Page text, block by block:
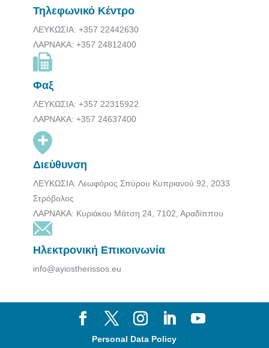
Τηλεφωνικό Κέντρο
ΛΕΥΚΩΣΙΑ: +357 22442630
ΛΑΡΝΑΚΑ: +357 24812400
Φαξ
ΛΕΥΚΩΣΙΑ: +357 22315922
ΛΑΡΝΑΚΑ: +357 24637400
Διεύθυνση
ΛΕΥΚΩΣΙΑ: Λεωφόρος Σπύρου Κυπριανού 92, 2033
Στρόβολος
ΛΑΡΝΑΚΑ: Κυριάκου Μάτση 24, 7102, Αραδίππου
Ηλεκτρονική Επικοινωνία
info@ayiostherissos.eu
Personal Data Policy